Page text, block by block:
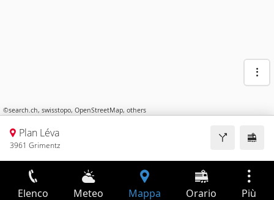
©search.ch, swisstopo, OpenStreetMap, others
Plan Léva
3961 Grimentz
Elenco Meteo Mappa Orario Più